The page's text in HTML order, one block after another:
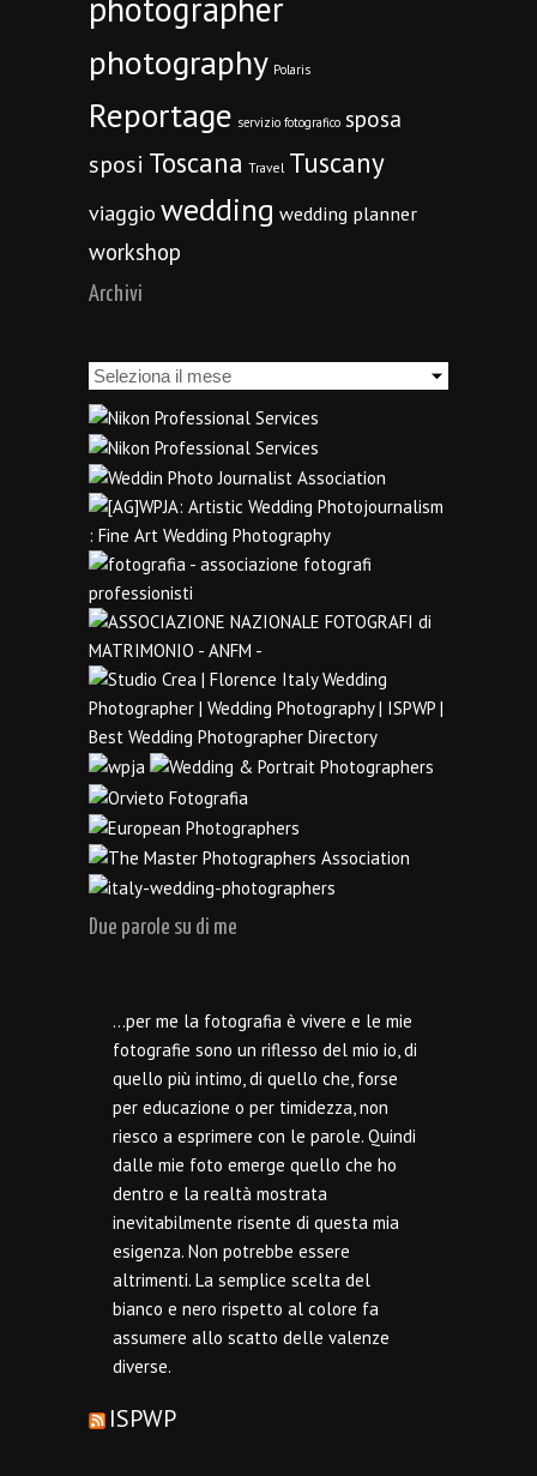
photographer
photography Polaris
Reportage servizio fotografico sposa
sposi Toscana Travel Tuscany
viaggio wedding wedding planner
workshop
Archivi
Archivi
Due parole su di me
…per me la fotografia è vivere e le mie
fotografie sono un riflesso del mio io, di
quello più intimo, di quello che, forse
per educazione o per timidezza, non
riesco a esprimere con le parole. Quindi
dalle mie foto emerge quello che ho
dentro e la realtà mostrata
inevitabilmente risente di questa mia
esigenza. Non potrebbe essere
altrimenti. La semplice scelta del
bianco e nero rispetto al colore fa
assumere allo scatto delle valenze
diverse.
ISPWP